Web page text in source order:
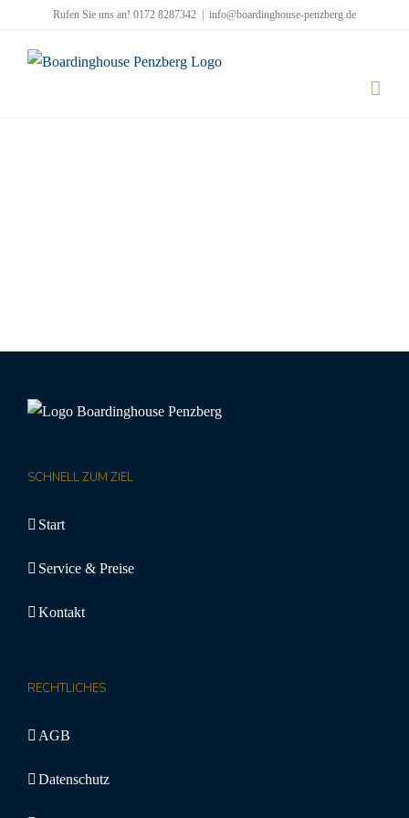
springen
Rufen Sie uns an! 0172 8287342 info@boardinghouse-penzberg.de
SCHNELL ZUM ZIEL
Start
Service & Preise
Kontakt
RECHTLICHES
AGB
Datenschutz